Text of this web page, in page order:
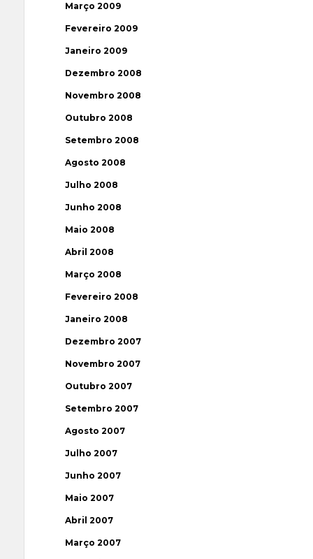
Março 2009
Fevereiro 2009
Janeiro 2009
Dezembro 2008
Novembro 2008
Outubro 2008
Setembro 2008
Agosto 2008
Julho 2008
Junho 2008
Maio 2008
Abril 2008
Março 2008
Fevereiro 2008
Janeiro 2008
Dezembro 2007
Novembro 2007
Outubro 2007
Setembro 2007
Agosto 2007
Julho 2007
Junho 2007
Maio 2007
Abril 2007
Março 2007